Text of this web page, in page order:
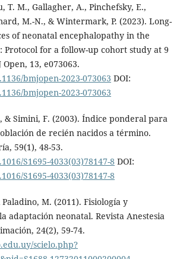
T. M., Gallagher, A., Pinchefsky, E.,
M.-N., & Wintermark, P. (2023). Long-
of neonatal encephalopathy in the
for a follow-up cohort study at 9
13, e073063.
bmjopen-2023-073063 DOI:
bmjopen-2023-073063
& Simini, F. (2003). Índice ponderal para
de recién nacidos a término.
59(1), 48-53.
S1695-4033(03)78147-8 DOI:
S1695-4033(03)78147-8
M. (2011). Fisiología y
adaptación neonatal. Revista Anestesia
24(2), 59-74.
scielo.php?